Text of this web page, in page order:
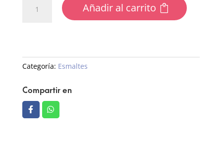
Esmalte
Semipermanente
Añadir al carrito
Categoría: Esmaltes
Compartir en